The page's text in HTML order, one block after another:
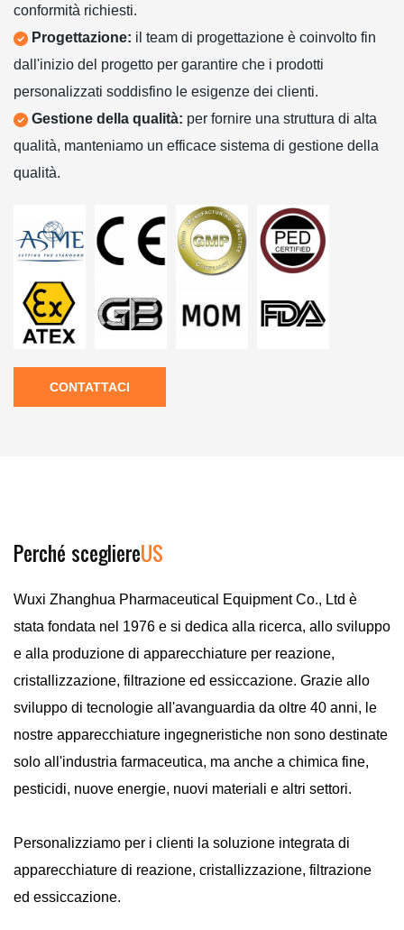
conformità richiesti.
Progettazione: il team di progettazione è coinvolto fin
dall'inizio del progetto per garantire che i prodotti
personalizzati soddisfino le esigenze dei clienti.
Gestione della qualità: per fornire una struttura di alta
qualità, manteniamo un efficace sistema di gestione della
qualità.
CONTATTACI
Perché scegliereUS
Wuxi Zhanghua Pharmaceutical Equipment Co., Ltd è
stata fondata nel 1976 e si dedica alla ricerca, allo sviluppo
e alla produzione di apparecchiature per reazione,
cristallizzazione, filtrazione ed essiccazione. Grazie allo
sviluppo di tecnologie all'avanguardia da oltre 40 anni, le
nostre apparecchiature ingegneristiche non sono destinate
solo all'industria farmaceutica, ma anche a chimica fine,
pesticidi, nuove energie, nuovi materiali e altri settori.
Personalizziamo per i clienti la soluzione integrata di
apparecchiature di reazione, cristallizzazione, filtrazione
ed essiccazione.